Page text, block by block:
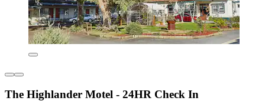
The Highlander Motel - 24HR Check In